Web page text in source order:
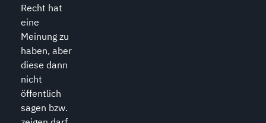
Recht hat
eine
Meinung zu
haben, aber
diese dann
nicht
öffentlich
sagen bzw.